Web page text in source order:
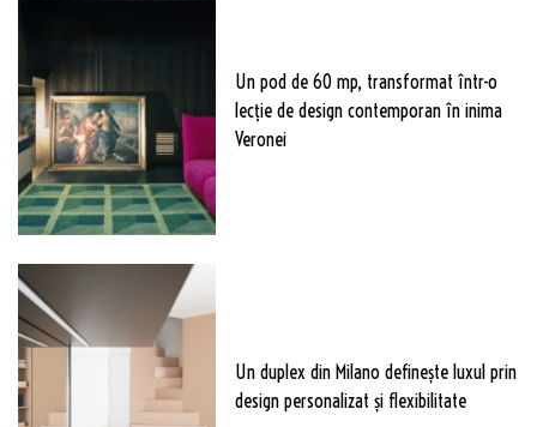
Un pod de 60 mp, transformat într-o
lecție de design contemporan în inima
Veronei
Un duplex din Milano definește luxul prin
design personalizat și flexibilitate